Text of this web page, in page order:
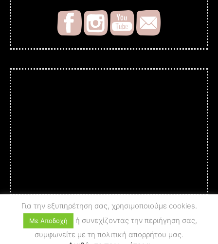
© 2025 A c t i o n - A r tPRIVACY POLICY
Για την εξυπηρέτηση σας, χρησιμοποιούμε cookies.
Με Αποδοχή
ή συνεχίζοντας την περιήγηση σας,
συμφωνείτε με τη πολιτική απορρήτου μας.